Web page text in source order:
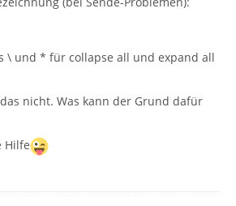
\ und * für collapse all und expand all
nicht. Was kann der Grund dafür
Hilfe